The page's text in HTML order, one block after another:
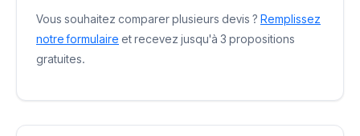
Vous souhaitez comparer plusieurs devis ? Remplissez
notre formulaire et recevez jusqu'à 3 propositions
gratuites.